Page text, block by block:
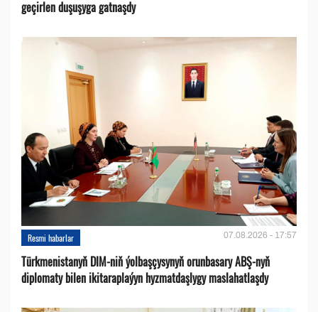
geçirlen duşuşyga gatnaşdy
Resmi habarlar 07.08.2026 - 17:57
Türkmenistanyň DIM-niň ýolbaşçysynyň orunbasary ABŞ-nyň
diplomaty bilen ikitaraplaýyn hyzmatdaşlygy maslahatlaşdy